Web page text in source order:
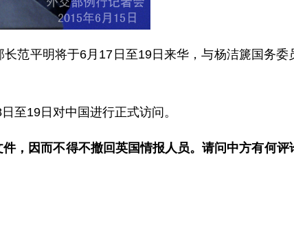
平明将于6月17日至19日来华，与杨洁篪国务委
19日对中国进行正式访问。
，因而不得不撤回英国情报人员。请问中方有何评